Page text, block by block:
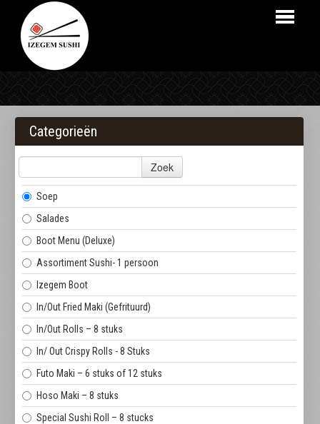
BESTELLEN
MENU
LOGIN
CONTACT
Categorieën
Zoek
Soep
Salades
Boot Menu (Deluxe)
Assortiment Sushi- 1 persoon
Izegem Boot
In/Out Fried Maki (Gefrituurd)
In/Out Rolls – 8 stuks
In/ Out Crispy Rolls - 8 Stuks
Futo Maki – 6 stuks of 12 stuks
Hoso Maki – 8 stuks
Special Sushi Roll – 8 stucks